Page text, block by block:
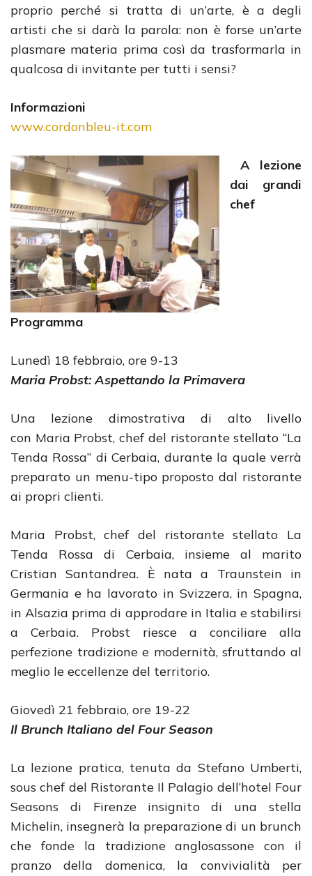
proprio perché si tratta di un’arte, è a degli
artisti che si darà la parola: non è forse un’arte
plasmare materia prima così da trasformarla in
qualcosa di invitante per tutti i sensi?
Informazioni
www.cordonbleu-it.com
A lezione
dai grandi
chef
Programma
Lunedì 18 febbraio, ore 9-13
Maria Probst: Aspettando la Primavera
Una lezione dimostrativa di alto livello
con Maria Probst, chef del ristorante stellato “La
Tenda Rossa” di Cerbaia, durante la quale verrà
preparato un menu-tipo proposto dal ristorante
ai propri clienti.
Maria Probst, chef del ristorante stellato La
Tenda Rossa di Cerbaia, insieme al marito
Cristian Santandrea. È nata a Traunstein in
Germania e ha lavorato in Svizzera, in Spagna,
in Alsazia prima di approdare in Italia e stabilirsi
a Cerbaia. Probst riesce a conciliare alla
perfezione tradizione e modernità, sfruttando al
meglio le eccellenze del territorio.
Giovedì 21 febbraio, ore 19-22
Il Brunch Italiano del Four Season
La lezione pratica, tenuta da Stefano Umberti,
sous chef del Ristorante Il Palagio dell’hotel Four
Seasons di Firenze insignito di una stella
Michelin, insegnerà la preparazione di un brunch
che fonde la tradizione anglosassone con il
pranzo della domenica, la convivialità per